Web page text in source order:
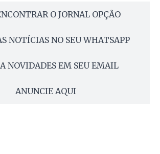
O JORNAL OPÇÃO
NOTÍCIAS NO SEU WHATSAPP
NOVIDADES EM SEU EMAIL
ANUNCIE AQUI